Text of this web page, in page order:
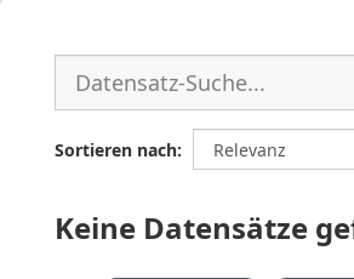
Sortieren nach
Keine Datensätze